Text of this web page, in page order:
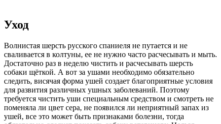
Уход
Волнистая шерсть русского спаниеля не путается и не
сваливается в колтуны, ее не нужно часто расчесывать и мыть.
Достаточно раз в неделю чистить и расчесывать шерсть
собаки щёткой. А вот за ушами необходимо обязательно
следить, висячая форма ушей создает благоприятные условия
для развития различных ушных заболеваний. Поэтому
требуется чистить уши специальным средством и смотреть не
поменяла ли цвет сера, не появился ли неприятный запах из
ушей, все это может быть признаками болезни, тогда